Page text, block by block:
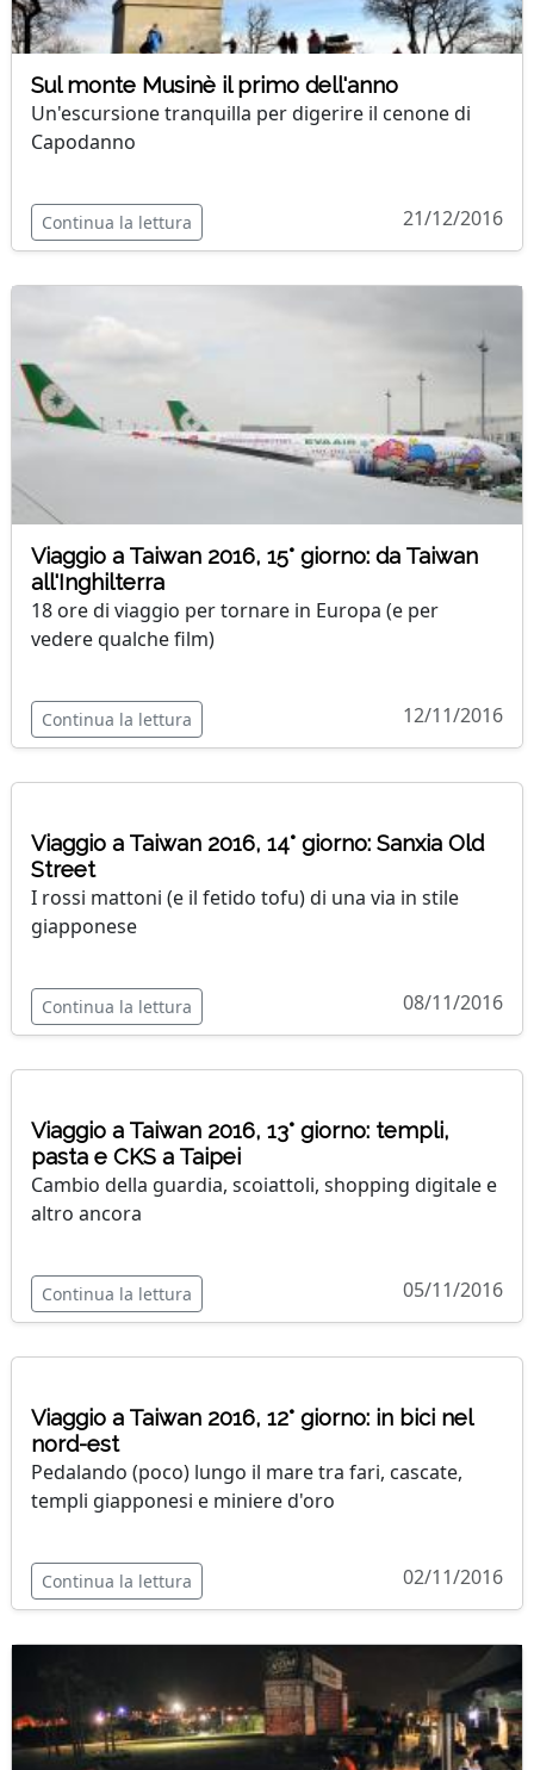
Sul monte Musinè il primo dell'anno
Un'escursione tranquilla per digerire il cenone di
Capodanno
Continua la lettura 21/12/2016
Viaggio a Taiwan 2016, 15° giorno: da Taiwan
all'Inghilterra
18 ore di viaggio per tornare in Europa (e per
vedere qualche film)
Continua la lettura 12/11/2016
Viaggio a Taiwan 2016, 14° giorno: Sanxia Old
Street
I rossi mattoni (e il fetido tofu) di una via in stile
giapponese
Continua la lettura 08/11/2016
Viaggio a Taiwan 2016, 13° giorno: templi,
pasta e CKS a Taipei
Cambio della guardia, scoiattoli, shopping digitale e
altro ancora
Continua la lettura 05/11/2016
Viaggio a Taiwan 2016, 12° giorno: in bici nel
nord-est
Pedalando (poco) lungo il mare tra fari, cascate,
templi giapponesi e miniere d'oro
Continua la lettura 02/11/2016